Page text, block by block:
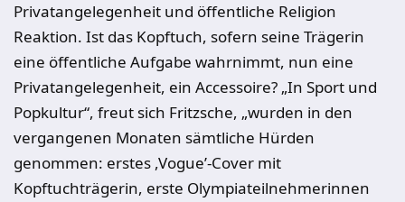
Privatangelegenheit und öffentliche Religion
Reaktion. Ist das Kopftuch, sofern seine Trägerin
eine öffentliche Aufgabe wahrnimmt, nun eine
Privatangelegenheit, ein Accessoire? „In Sport und
Popkultur“, freut sich Fritzsche, „wurden in den
vergangenen Monaten sämtliche Hürden
genommen: erstes ,Vogue’-Cover mit
Kopftuchträgerin, erste Olympiateilnehmerinnen